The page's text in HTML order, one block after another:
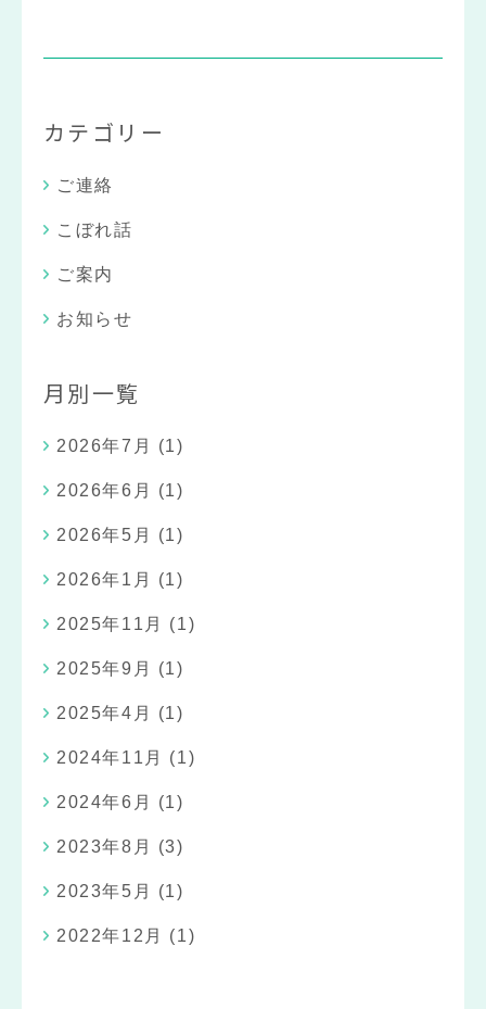
カテゴリー
ご連絡
こぼれ話
ご案内
お知らせ
月別一覧
2026年7月 (1)
2026年6月 (1)
2026年5月 (1)
2026年1月 (1)
2025年11月 (1)
2025年9月 (1)
2025年4月 (1)
2024年11月 (1)
2024年6月 (1)
2023年8月 (3)
2023年5月 (1)
2022年12月 (1)